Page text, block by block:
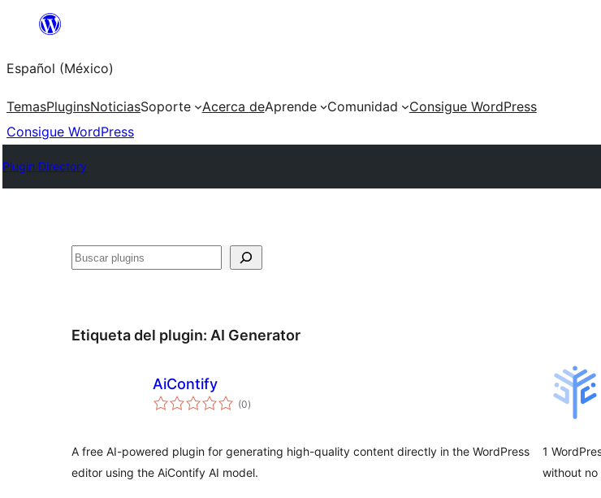
Saltar
contenido
Español (México)
TemasPluginsNoticiasSoporte Acerca deAprende Comunidad
Consigue WordPress
Consigue WordPress
Plugin Directory
Buscar
Etiqueta del plugin: AI Generator
AiContify
(0total
de
)
A free AI-powered plugin for generating high-quality content directly in the WordPress
editor using the AiContify AI model.
1
without no